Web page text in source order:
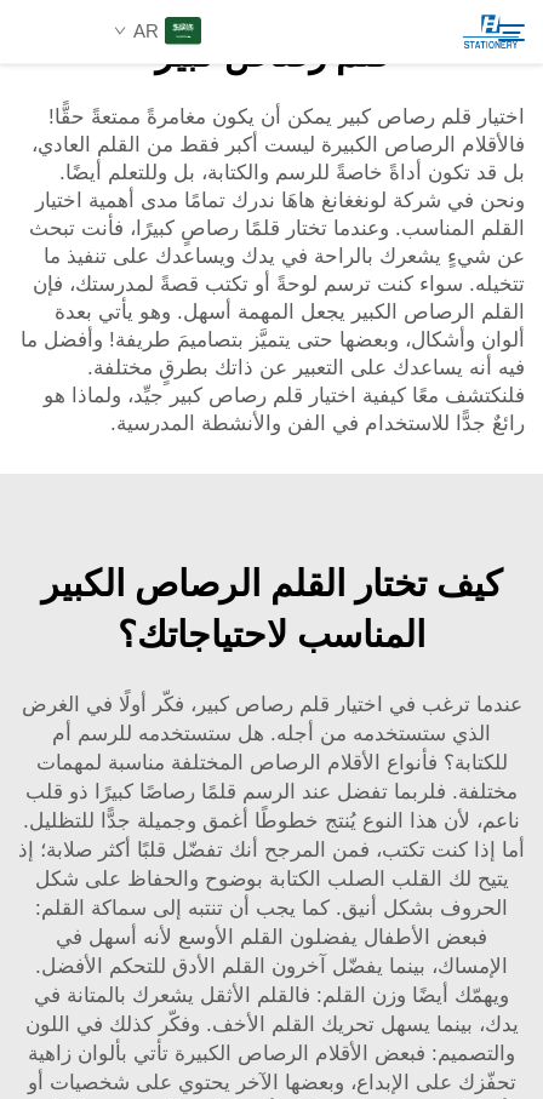
AR
المنتجات
عن الشركة
حلول مخصصة
الموارد
اتصل بنا
بحث
قلم رصاص كبير
اختيار قلم رصاص كبير يمكن أن يكون مغامرةً ممتعةً حقًّا!
فالأقلام الرصاص الكبيرة ليست أكبر فقط من القلم العادي،
بل قد تكون أداةً خاصةً للرسم والكتابة، بل وللتعلم أيضًا.
ونحن في شركة لونغغانغ هاهَا ندرك تمامًا مدى أهمية اختيار
القلم المناسب. وعندما تختار قلمًا رصاصٍ كبيرًا، فأنت تبحث
عن شيءٍ يشعرك بالراحة في يدك ويساعدك على تنفيذ ما
تتخيله. سواء كنت ترسم لوحةً أو تكتب قصةً لمدرستك، فإن
القلم الرصاص الكبير يجعل المهمة أسهل. وهو يأتي بعدة
ألوان وأشكال، وبعضها حتى يتميَّز بتصاميمَ طريفة! وأفضل ما
فيه أنه يساعدك على التعبير عن ذاتك بطرقٍ مختلفة.
فلنكتشف معًا كيفية اختيار قلم رصاص كبير جيِّد، ولماذا هو
رائعٌ جدًّا للاستخدام في الفن والأنشطة المدرسية.
كيف تختار القلم الرصاص الكبير
المناسب لاحتياجاتك؟
عندما ترغب في اختيار قلم رصاص كبير، فكّر أولًا في الغرض
الذي ستستخدمه من أجله. هل ستستخدمه للرسم أم
للكتابة؟ فأنواع الأقلام الرصاص المختلفة مناسبة لمهمات
مختلفة. فلربما تفضل عند الرسم قلمًا رصاصًا كبيرًا ذو قلب
ناعم، لأن هذا النوع يُنتج خطوطًا أغمق وجميلة جدًّا للتظليل.
أما إذا كنت تكتب، فمن المرجح أنك تفضّل قلبًا أكثر صلابة؛ إذ
يتيح لك القلب الصلب الكتابة بوضوح والحفاظ على شكل
الحروف بشكل أنيق. كما يجب أن تنتبه إلى سماكة القلم:
فبعض الأطفال يفضلون القلم الأوسع لأنه أسهل في
الإمساك، بينما يفضّل آخرون القلم الأدق للتحكم الأفضل.
ويهمّك أيضًا وزن القلم: فالقلم الأثقل يشعرك بالمتانة في
يدك، بينما يسهل تحريك القلم الأخف. وفكّر كذلك في اللون
والتصميم: فبعض الأقلام الرصاص الكبيرة تأتي بألوان زاهية
تحفّزك على الإبداع، وبعضها الآخر يحتوي على شخصيات أو